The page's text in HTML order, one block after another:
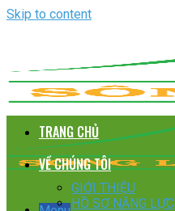
Skip to content
TRANG CHỦ
VỀ CHÚNG TÔI
GIỚI THIỆU
HỒ SƠ NĂNG LỰC